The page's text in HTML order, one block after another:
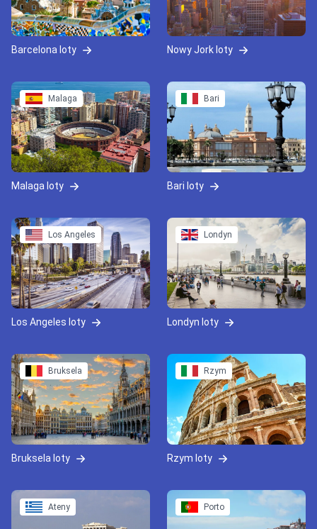
Barcelona loty Nowy Jork loty
Malaga
Malaga loty
Bari
Bari loty
Los Angeles
Los Angeles loty
Londyn
Londyn loty
Bruksela
Bruksela loty
Rzym
Rzym loty
Ateny Porto